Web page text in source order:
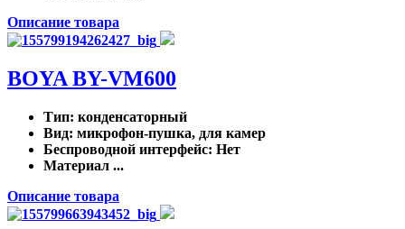
Описание товара
BOYA BY-VM600
Тип: конденсаторный
Вид: микрофон-пушка, для камер
Беспроводной интерфейс: Нет
Материал ...
Описание товара